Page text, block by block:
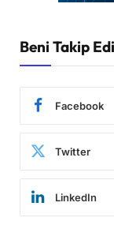
Beni Takip
Facebook
Twitter
LinkedIn